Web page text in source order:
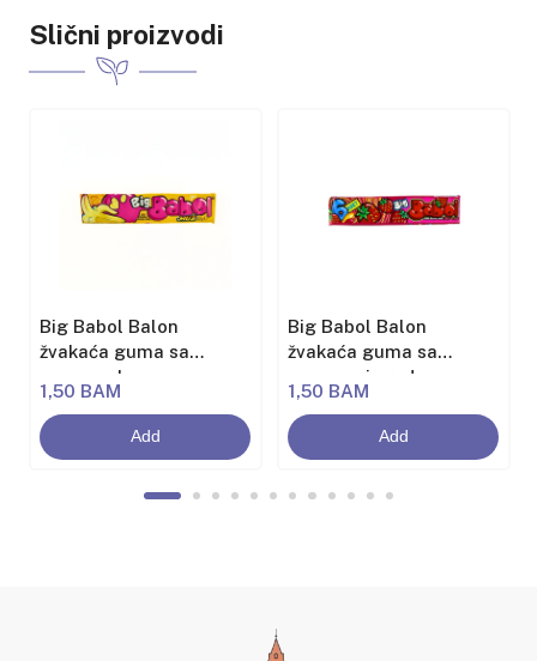
Slični proizvodi
Big Babol Balon
žvakaća guma sa
aromom banane
1,50 BAM
Add
Big Babol Balon
žvakaća guma sa
aromom jagode
1,50 BAM
Add